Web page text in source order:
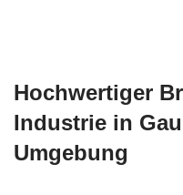
Hochwertiger
Industrie in
Umgebung